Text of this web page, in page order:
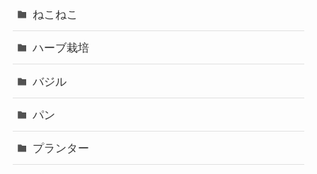
ねこねこ
ハーブ栽培
バジル
パン
プランター